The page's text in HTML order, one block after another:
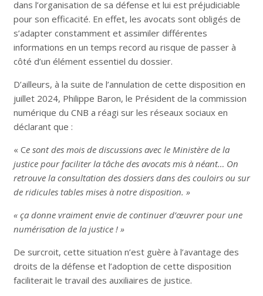
dans l’organisation de sa défense et lui est préjudiciable
pour son efficacité. En effet, les avocats sont obligés de
s’adapter constamment et assimiler différentes
informations en un temps record au risque de passer à
côté d’un élément essentiel du dossier.
D’ailleurs, à la suite de l’annulation de cette disposition en
juillet 2024, Philippe Baron, le Président de la commission
numérique du CNB a réagi sur les réseaux sociaux en
déclarant que :
« Ce sont des mois de discussions avec le Ministère de la
justice pour faciliter la tâche des avocats mis à néant… On
retrouve la consultation des dossiers dans des couloirs ou sur
de ridicules tables mises à notre disposition. »
« ça donne vraiment envie de continuer d’œuvrer pour une
numérisation de la justice ! »
De surcroit, cette situation n’est guère à l’avantage des
droits de la défense et l’adoption de cette disposition
faciliterait le travail des auxiliaires de justice.